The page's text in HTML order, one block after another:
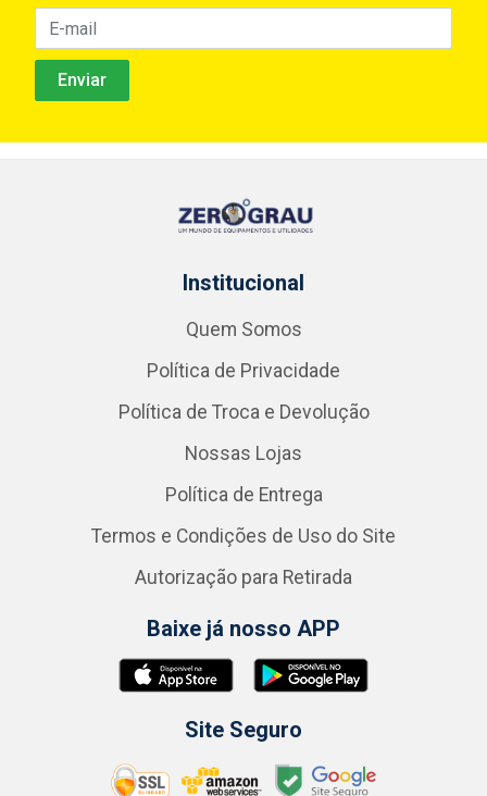
Institucional
Quem Somos
Política de Privacidade
Política de Troca e Devolução
Nossas Lojas
Política de Entrega
Termos e Condições de Uso do Site
Autorização para Retirada
Baixe já nosso APP
Site Seguro